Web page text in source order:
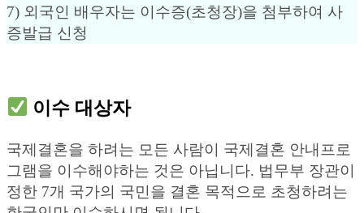
7) 외국인 배우자는 이수증(초청장)을 첨부하여 사
증발급 신청
이수 대상자
국제결혼을 하려는 모든 사람이 국제결혼 안내프로
그램을 이수해야하는 것은 아닙니다. 법무부 장관이
정한 7개 국가의 국민을 결혼 목적으로 초청하려는